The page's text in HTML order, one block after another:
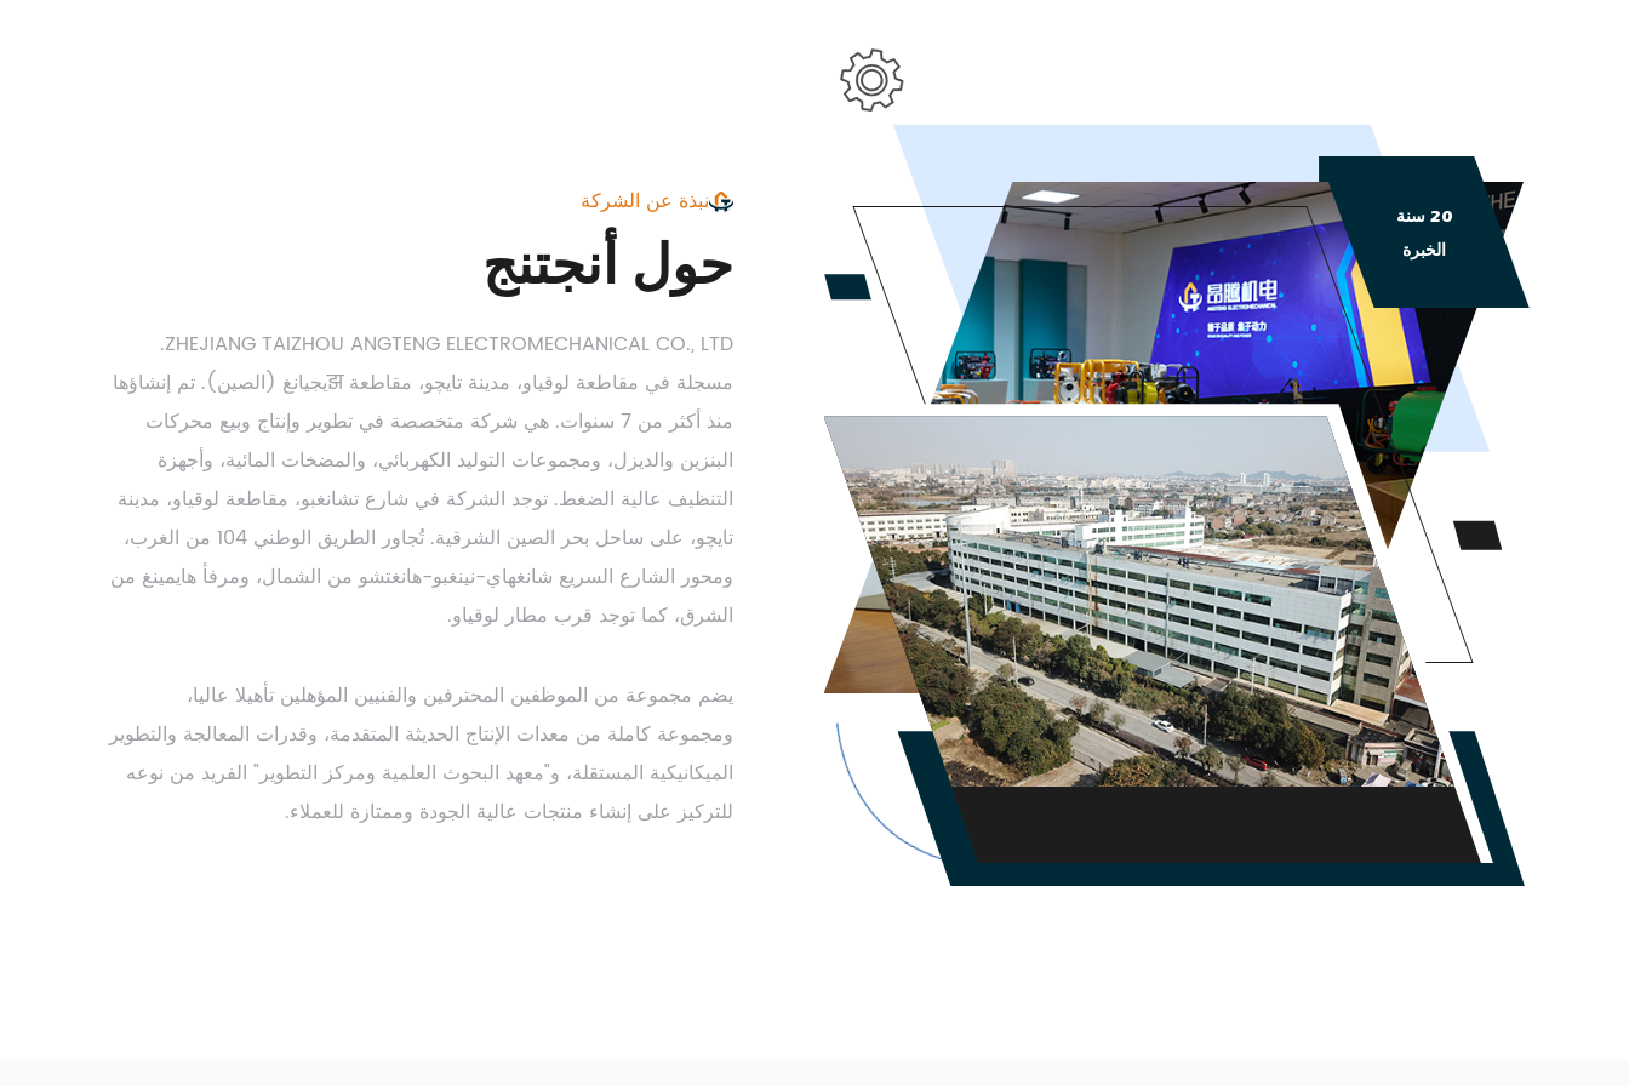
20 سنة
الخبرة
نبذة عن الشركة
حول أنجتنج
ZHEJIANG TAIZHOU ANGTENG ELECTROMECHANICAL CO., LTD.
مسجلة في مقاطعة لوقياو، مدينة تايچو، مقاطعة झيجيانغ (الصين). تم إنشاؤها
منذ أكثر من 7 سنوات. هي شركة متخصصة في تطوير وإنتاج وبيع محركات
البنزين والديزل، ومجموعات التوليد الكهربائي، والمضخات المائية، وأجهزة
التنظيف عالية الضغط. توجد الشركة في شارع تشانغبو، مقاطعة لوقياو، مدينة
تايچو، على ساحل بحر الصين الشرقية. تُجاور الطريق الوطني 104 من الغرب،
ومحور الشارع السريع شانغهاي-نينغبو-هانغتشو من الشمال، ومرفأ هايمينغ من
الشرق، كما توجد قرب مطار لوقياو.
يضم مجموعة من الموظفين المحترفين والفنيين المؤهلين تأهيلا عاليا،
ومجموعة كاملة من معدات الإنتاج الحديثة المتقدمة، وقدرات المعالجة والتطوير
الميكانيكية المستقلة، و"معهد البحوث العلمية ومركز التطوير" الفريد من نوعه
للتركيز على إنشاء منتجات عالية الجودة وممتازة للعملاء.